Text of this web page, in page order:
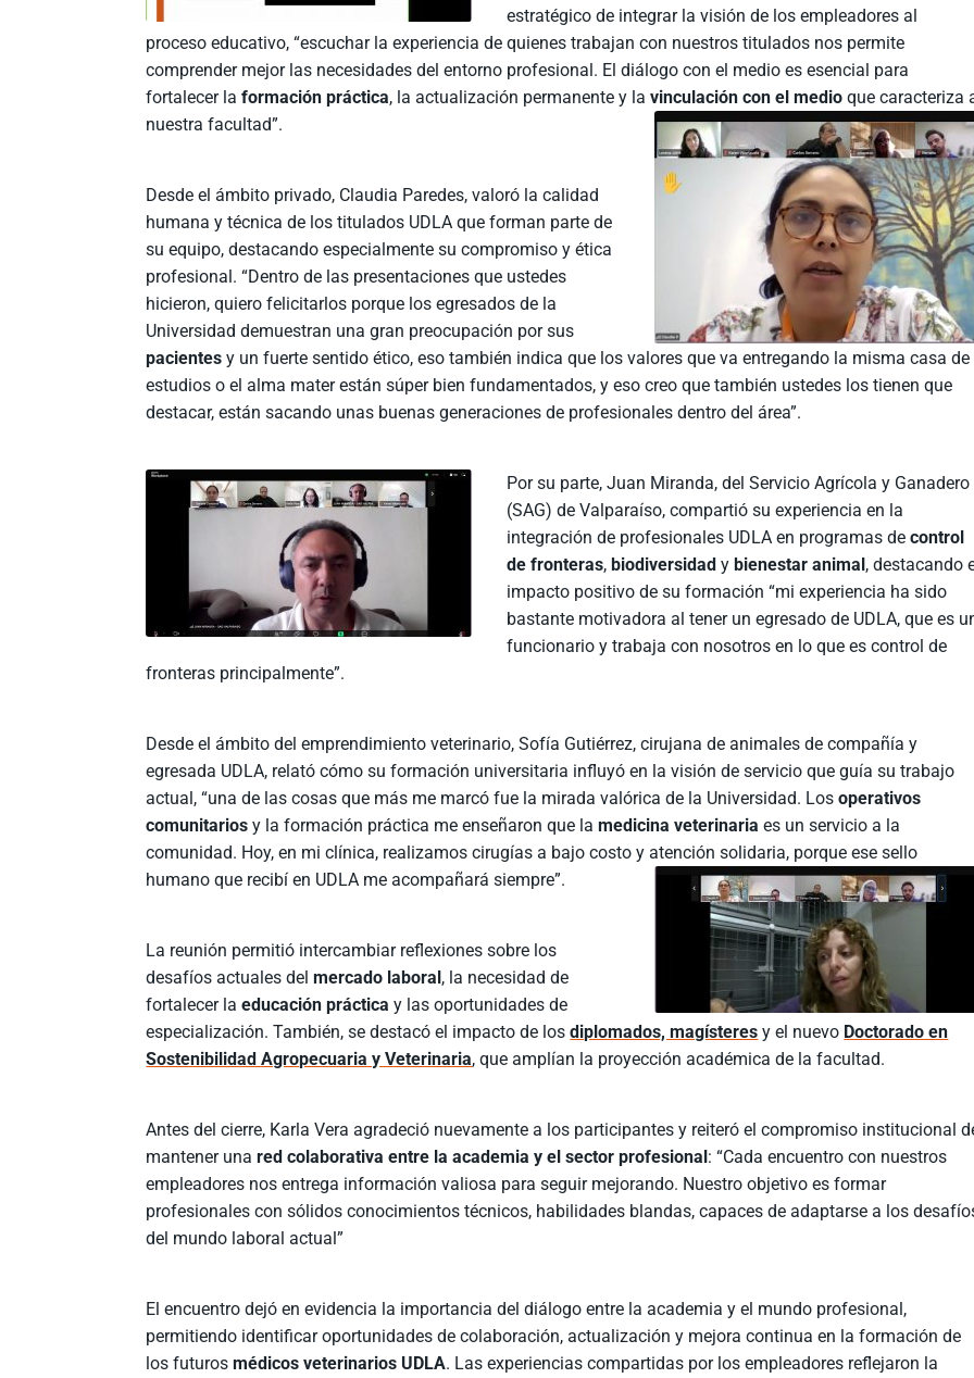
estratégico de integrar la visión de los empleadores al
proceso educativo, “escuchar la experiencia de quienes trabajan con nuestros titulados nos permite
comprender mejor las necesidades del entorno profesional. El diálogo con el medio es esencial para
fortalecer laformación práctica, la actualización permanente y lavinculación con el medio que caracteriza
nuestra facultad”.
Desde el ámbito privado, Claudia Paredes, valoró la calidad
humana y técnica de los titulados UDLA que forman parte de
su equipo, destacando especialmente su compromiso y ética
profesional. “Dentro de las presentaciones que ustedes
hicieron, quiero felicitarlos porque los egresados de la
Universidad demuestran una gran preocupación por sus
pacientes y un fuerte sentido ético, eso también indica que los valores que va entregando la misma casa de
estudios o el alma mater están súper bien fundamentados, y eso creo que también ustedes los tienen que
destacar, están sacando unas buenas generaciones de profesionales dentro del área”.
Por su parte, Juan Miranda, del Servicio Agrícola y Ganadero
(SAG) de Valparaíso, compartió su experiencia en la
integración de profesionales UDLA en programas decontrol
de fronteras,biodiversidad ybienestar animal, destacando
impacto positivo de su formación “mi experiencia ha sido
bastante motivadora al tener un egresado de UDLA, que es
funcionario y trabaja con nosotros en lo que es control de
fronteras principalmente”.
Desde el ámbito del emprendimiento veterinario, Sofía Gutiérrez, cirujana de animales de compañía y
egresada UDLA, relató cómo su formación universitaria influyó en la visión de servicio que guía su trabajo
actual, “una de las cosas que más me marcó fue la mirada valórica de la Universidad. Losoperativos
comunitarios y la formación práctica me enseñaron que lamedicina veterinaria es un servicio a la
comunidad. Hoy, en mi clínica, realizamos cirugías a bajo costo y atención solidaria, porque ese sello
humano que recibí en UDLA me acompañará siempre”.
La reunión permitió intercambiar reflexiones sobre los
desafíos actuales delmercado laboral, la necesidad de
fortalecer laeducación prácticay las oportunidades de
especialización. También, se destacó el impacto de losdiplomados, magísteres y el nuevo Doctorado en
Sostenibilidad Agropecuaria y Veterinaria, que amplían la proyección académica de la facultad.
Antes del cierre, Karla Vera agradeció nuevamente a los participantes y reiteró el compromiso institucional
mantener unared colaborativa entre la academia y el sector profesional: “Cada encuentro con nuestros
empleadores nos entrega información valiosa para seguir mejorando. Nuestro objetivo es formar
profesionales con sólidos conocimientos técnicos, habilidades blandas, capaces de adaptarse a los
del mundo laboral actual”
El encuentro dejó en evidencia la importancia del diálogo entre la academia y el mundo profesional,
permitiendo identificar oportunidades de colaboración, actualización y mejora continua en la formación de
los futurosmédicos veterinarios UDLA. Las experiencias compartidas por los empleadores reflejaron la